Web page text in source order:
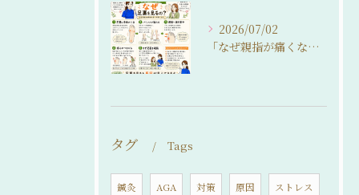
2026/07/02
「なぜ親指が痛くなるの？」
タグ Tags
鍼灸 AGA 対策 原因 ストレス